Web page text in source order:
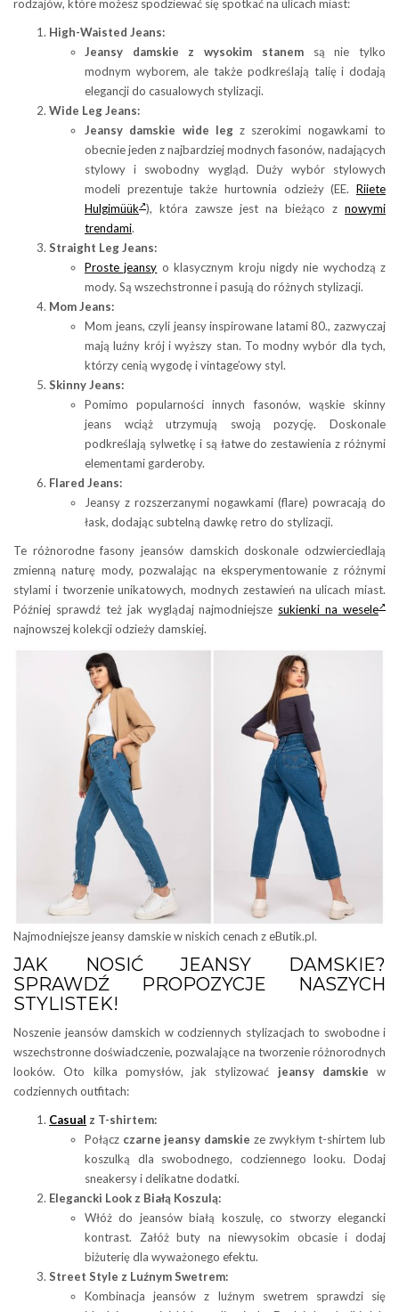
rodzajów, które możesz spodziewać się spotkać na ulicach miast:
High-Waisted Jeans:
Jeansy damskie z wysokim stanemsą nie tylko
modnym wyborem, ale także podkreślają talię i dodają
elegancji do casualowych stylizacji.
Wide Leg Jeans:
Jeansy damskie wide legz szerokimi nogawkami to
obecnie jeden z najbardziej modnych fasonów, nadających
stylowy i swobodny wygląd. Duży wybór stylowych
modeli prezentuje także hurtownia odzieży (EE. Riiete
Hulgimüük ), która zawsze jest na bieżąco z nowymi
trendami.
Straight Leg Jeans:
Proste jeansy o klasycznym kroju nigdy nie wychodzą z
mody. Są wszechstronne i pasują do różnych stylizacji.
Mom Jeans:
Mom jeans, czyli jeansy inspirowane latami 80., zazwyczaj
mają luźny krój i wyższy stan. To modny wybór dla tych,
którzy cenią wygodę i vintage’owy styl.
Skinny Jeans:
Pomimo popularności innych fasonów, wąskie skinny
jeans wciąż utrzymują swoją pozycję. Doskonale
podkreślają sylwetkę i są łatwe do zestawienia z różnymi
elementami garderoby.
Flared Jeans:
Jeansy z rozszerzanymi nogawkami (flare) powracają do
łask, dodając subtelną dawkę retro do stylizacji.
Te różnorodne fasony jeansów damskich doskonale odzwierciedlają
zmienną naturę mody, pozwalając na eksperymentowanie z różnymi
stylami i tworzenie unikatowych, modnych zestawień na ulicach miast.
Później sprawdź też jak wyglądaj najmodniejsze sukienki na wesele
najnowszej kolekcji odzieży damskiej.
Najmodniejsze jeansy damskie w niskich cenach z eButik.pl.
JAK NOSIĆ JEANSY DAMSKIE?
SPRAWDŹ PROPOZYCJE NASZYCH
STYLISTEK!
Noszenie jeansów damskich w codziennych stylizacjach to swobodne i
wszechstronne doświadczenie, pozwalające na tworzenie różnorodnych
looków. Oto kilka pomysłów, jak stylizować jeansy damskie w
codziennych outfitach:
Casual z T-shirtem:
Połącz czarne jeansy damskie ze zwykłym t-shirtem lub
koszulką dla swobodnego, codziennego looku. Dodaj
sneakersy i delikatne dodatki.
Elegancki Look z Białą Koszulą:
Włóż do jeansów białą koszulę, co stworzy elegancki
kontrast. Załóż buty na niewysokim obcasie i dodaj
biżuterię dla wyważonego efektu.
Street Style z Luźnym Swetrem:
Kombinacja jeansów z luźnym swetrem sprawdzi się